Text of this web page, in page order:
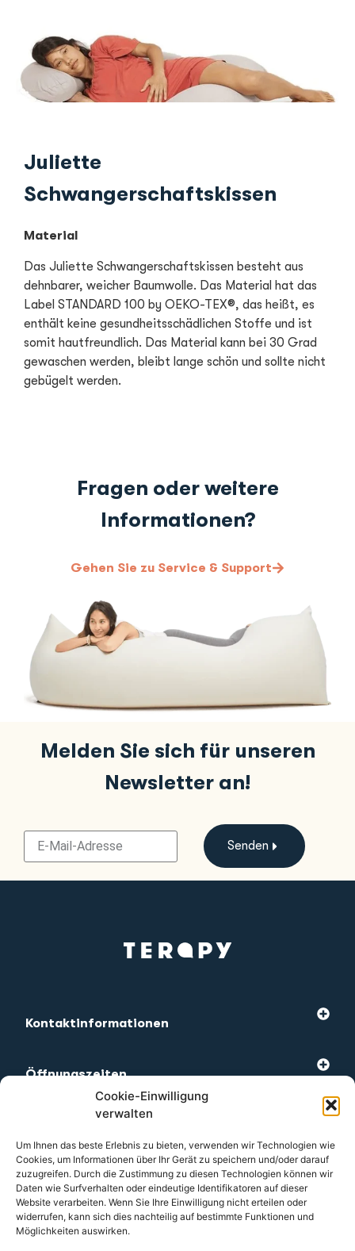
Cookie-Einwilligung
verwalten
Um Ihnen das beste Erlebnis zu bieten, verwenden wir Technologien wie
Cookies, um Informationen über Ihr Gerät zu speichern und/oder darauf
zuzugreifen. Durch die Zustimmung zu diesen Technologien können wir
Daten wie Surfverhalten oder eindeutige Identifikatoren auf dieser
Website verarbeiten. Wenn Sie Ihre Einwilligung nicht erteilen oder
widerrufen, kann sich dies nachteilig auf bestimmte Funktionen und
Möglichkeiten auswirken.
Juliette
Schwangerschaftskissen
Material
Das Juliette Schwangerschaftskissen besteht aus
dehnbarer, weicher Baumwolle. Das Material hat das
Label STANDARD 100 by OEKO-TEX®, das heißt, es
enthält keine gesundheitsschädlichen Stoffe und ist
somit hautfreundlich. Das Material kann bei 30 Grad
gewaschen werden, bleibt lange schön und sollte nicht
gebügelt werden.
Fragen oder weitere
Informationen?
Gehen Sie zu Service & Support
Melden Sie sich für unseren
Newsletter an!
Senden
Kontaktinformationen
Öffnungszeiten
Kundendienst